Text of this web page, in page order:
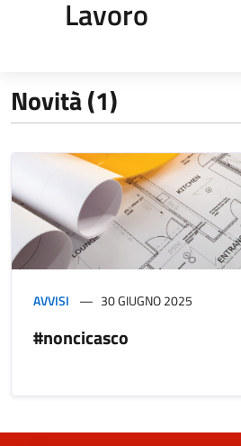
Lavoro
Novità (1)
AVVISI 30 GIUGNO 2025
#noncicasco